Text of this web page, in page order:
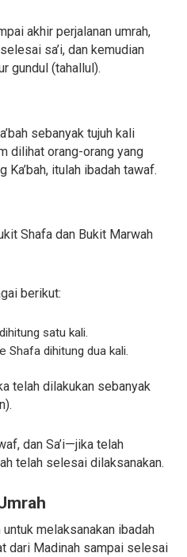
akhir perjalanan umrah,
sa’i, dan kemudian
gundul (tahallul).
sebanyak tujuh kali
dilihat orang-orang yang
itulah ibadah tawaf.
Shafa dan Bukit Marwah
berikut:
satu kali.
Shafa dihitung dua kali.
telah dilakukan sebanyak
dan Sa’i—jika telah
telah selesai dilaksanakan.
melaksanakan ibadah
dari Madinah sampai selesai